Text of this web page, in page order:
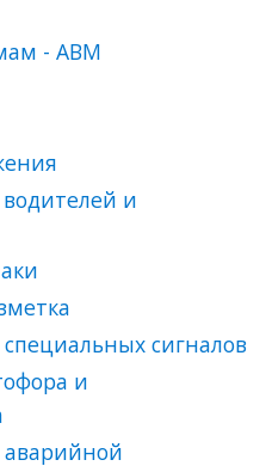
- ABM
и
сигналов
и